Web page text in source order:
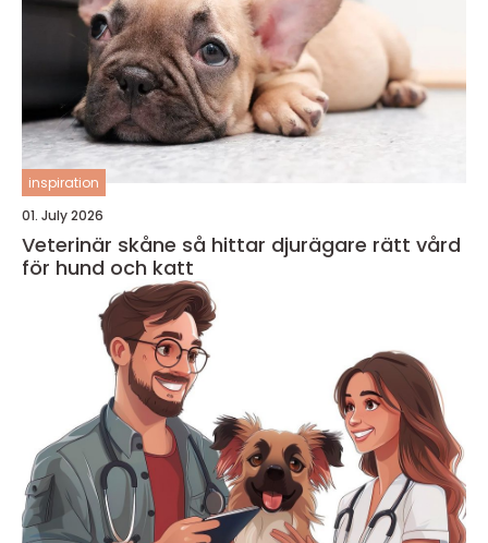
inspiration
01. July 2026
Veterinär skåne så hittar djurägare rätt vård
för hund och katt